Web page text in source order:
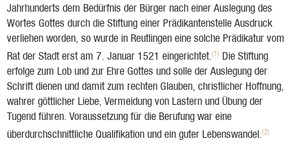
Jahrhunderts dem Bedürfnis der Bürger nach einer Auslegung des
Wortes Gottes durch die Stiftung einer Prädikantenstelle Ausdruck
verliehen worden, so wurde in Reutlingen eine solche Prädikatur vom
Rat der Stadt erst am 7. Januar 1521 eingerichtet.(1) Die Stiftung
erfolge zum Lob und zur Ehre Gottes und solle der Auslegung der
Schrift dienen und damit zum rechten Glauben, christlicher Hoffnung,
wahrer göttlicher Liebe, Vermeidung von Lastern und Übung der
Tugend führen. Voraussetzung für die Berufung war eine
überdurchschnittliche Qualifikation und ein guter Lebenswandel.(2)